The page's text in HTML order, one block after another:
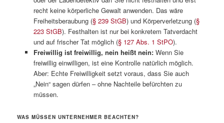
recht keine körperliche Gewalt anwenden. Das wäre
Freiheitsberaubung (§ 239 StGB) und Körperverletzung (§
223 StGB). Festhalten ist nur bei konkretem Tatverdacht
und auf frischer Tat möglich (§ 127 Abs. 1 StPO).
Freiwillig ist freiwillig, nein heißt nein:Wenn Sie
freiwillig einwilligen, ist eine Kontrolle natürlich möglich.
Aber: Echte Freiwilligkeit setzt voraus, dass Sie auch
„Nein“ sagen dürfen – ohne Nachteile befürchten zu
müssen.
WAS MÜSSEN UNTERNEHMER BEACHTEN?